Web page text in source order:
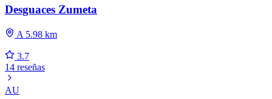
Desguaces Zumeta
A 5.98 km
3.7
14 reseñas
AU